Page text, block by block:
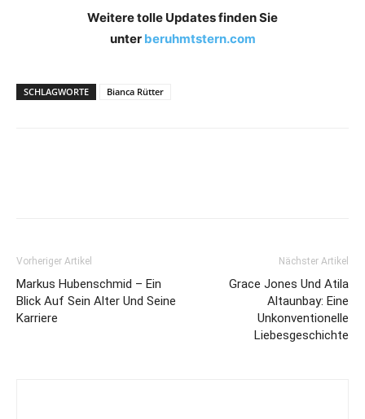
Weitere tolle Updates finden Sie
unter beruhmtstern.com
SCHLAGWORTE Bianca Rütter
Vorheriger Artikel
Markus Hubenschmid – Ein
Blick Auf Sein Alter Und Seine
Karriere
Nächster Artikel
Grace Jones Und Atila
Altaunbay: Eine
Unkonventionelle
Liebesgeschichte